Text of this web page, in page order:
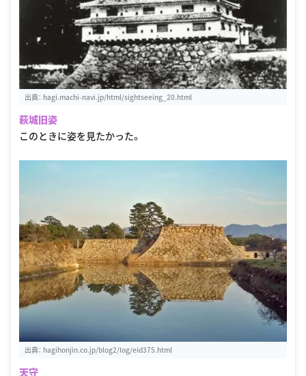
出典： hagi.machi-navi.jp/html/sightseeing_20.html
萩城旧姿
このときに姿を見たかった。
出典： hagihonjin.co.jp/blog2/log/eid375.html
天守